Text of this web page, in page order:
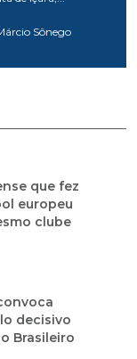
Sônego
que fez
europeu
clube
decisivo
Brasileiro